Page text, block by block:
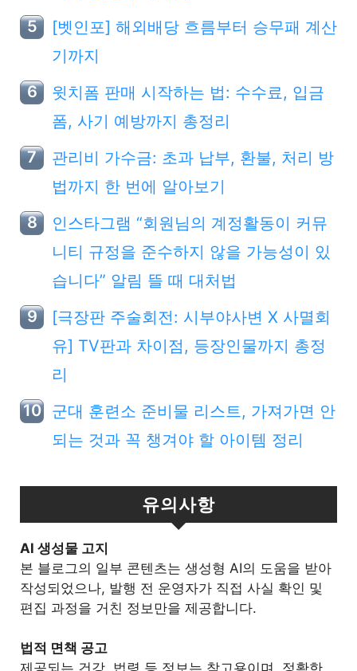
[벳인포] 해외배당 흐름부터 승무패 계산
기까지
윗치폼 판매 시작하는 법: 수수료, 입금
폼, 사기 예방까지 총정리
관리비 가수금: 초과 납부, 환불, 처리 방
법까지 한 번에 알아보기
인스타그램 “회원님의 계정활동이 커뮤
니티 규정을 준수하지 않을 가능성이 있
습니다” 알림 뜰 때 대처법
[극장판 주술회전: 시부야사변 X 사멸회
유] TV판과 차이점, 등장인물까지 총정
리
군대 훈련소 준비물 리스트, 가져가면 안
되는 것과 꼭 챙겨야 할 아이템 정리
유의사항
Al 생성물 고지
본 블로그의 일부 콘텐츠는 생성형 AI의 도움을 받아
작성되었으나, 발행 전 운영자가 직접 사실 확인 및
편집 과정을 거친 정보만을 제공합니다.
법적 면책 공고
제공되는 건강, 법령 등 정보는 참고용이며, 정확한